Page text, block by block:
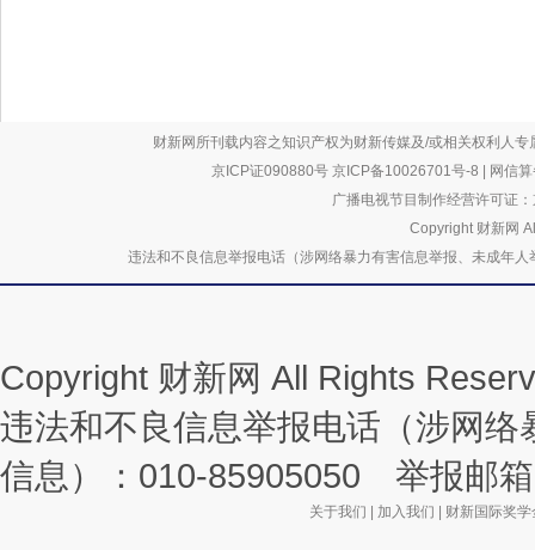
财新网所刊载内容之知识产权为财新传媒及/或相关权利人
京ICP证090880号 京ICP备10026701号-8
网信
广播电视节目制作经营许可证
Copyright 财新网
违法和不良信息举报电话（涉网络暴力有害信息举报、未成
Copyright 财新网 All Rights
违法和不良信息举报电话（涉网
信息）：010-85905050 举报邮
关于我们 加入我们 财新国际奖学